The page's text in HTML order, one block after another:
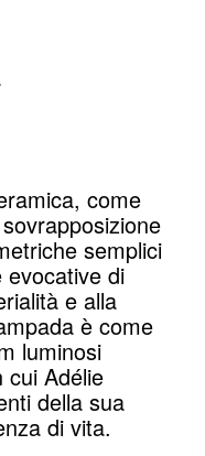
come
semplici
evocative di
e alla
è come
luminosi
cui Adélie
della sua
di vita.